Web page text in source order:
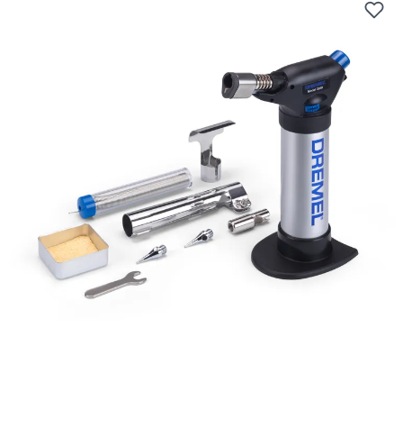
Unipak pakksalve 360g
Day infrarød gassovn
foldbar 4,2kw